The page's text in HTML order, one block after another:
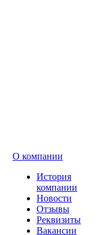
О компании
История
компании
Новости
Отзывы
Реквизиты
Вакансии